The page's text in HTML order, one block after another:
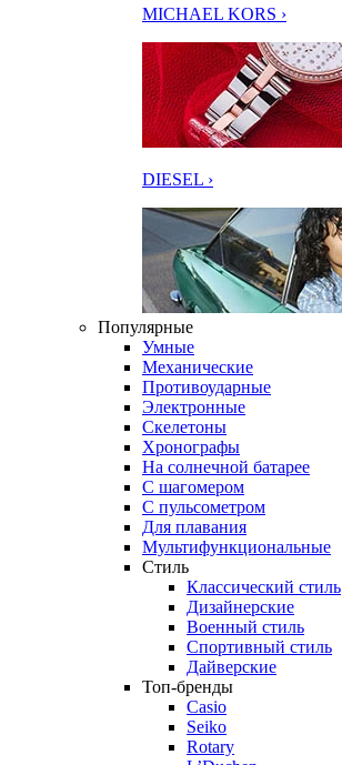
MICHAEL KORS ›
DIESEL ›
Популярные
Умные
Механические
Противоударные
Электронные
Скелетоны
Хронографы
На солнечной батарее
С шагомером
С пульсометром
Для плавания
Мультифункциональные
Стиль
Классический стиль
Дизайнерские
Военный стиль
Спортивный стиль
Дайверские
Топ-бренды
Casio
Seiko
Rotary